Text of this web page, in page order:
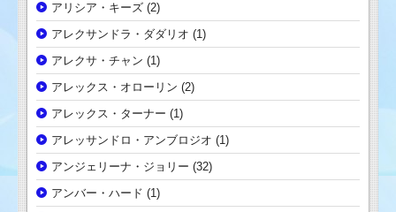
アリシア・キーズ (2)
アレクサンドラ・ダダリオ (1)
アレクサ・チャン (1)
アレックス・オローリン (2)
アレックス・ターナー (1)
アレッサンドロ・アンブロジオ (1)
アンジェリーナ・ジョリー (32)
アンバー・ハード (1)